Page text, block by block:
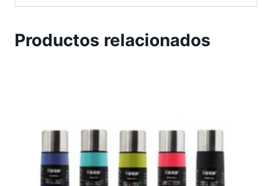
Productos relacionados